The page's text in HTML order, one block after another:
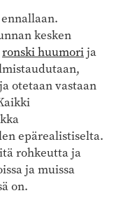
kesken
ronski huumorija
otetaan vastaan
epärealistiselta.
rohkeutta ja
ja muissa
on.